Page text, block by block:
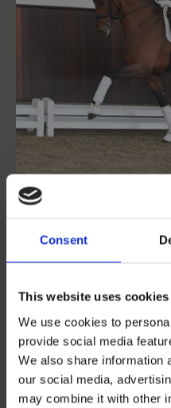
Consent
This website uses cookies
We use cookies to
provide social media
We also share information
our social media,
may combine it with other
SH Finest
Franklin - Don
7.500 DKK + moms